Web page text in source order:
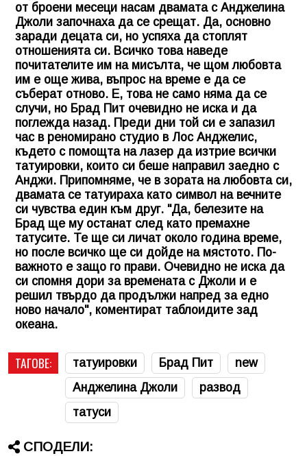
от броени месеци насам двамата с Анджелина
Джоли започнаха да се срещат. Да, основно
заради децата си, но успяха да стоплят
отношенията си. Всичко това наведе
почитателите им на мисълта, че щом любовта
им е още жива, въпрос на време е да се
съберат отново. Е, това не само няма да се
случи, но Брад Пит очевидно не иска и да
поглежда назад. Преди дни той си е запазил
час в реномирано студио в Лос Анджелис,
където с помощта на лазер да изтрие всички
татуировки, които си беше направил заедно с
Анджи. Припомняме, че в зората на любовта си,
двамата се татуираха като символ на вечните
си чувства един към друг. "Да, белезите на
Брад ще му останат след като премахне
татусите. Те ще си личат около година време,
но после всичко ще си дойде на мястото. По-
важното е защо го прави. Очевидно не иска да
си спомня дори за времената с Джоли и е
решил твърдо да продължи напред за едно
ново начало", коментират таблоидите зад
океана.
ТАГОВЕ: татуировки Брад Пит
new
Анджелина Джоли
развод
татуси
СПОДЕЛИ: